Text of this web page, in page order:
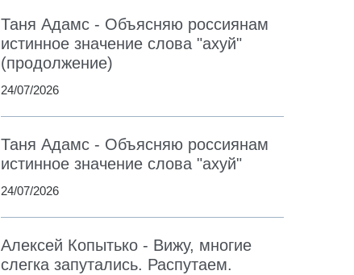
Таня Адамс - Объясняю россиянам
истинное значение слова "ахуй"
(продолжение)
24/07/2026
Таня Адамс - Объясняю россиянам
истинное значение слова "ахуй"
24/07/2026
Алексей Копытько - Вижу, многие
слегка запутались. Распутаем.